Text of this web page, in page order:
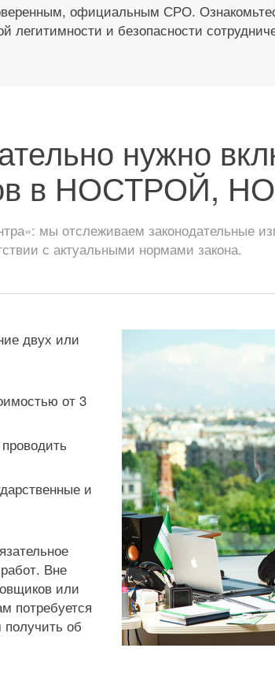
официальным СРО.
легитимности и безопасности
нужно
в НОСТРОЙ,
мы отслеживаем законодательные
с актуальными нормами закона.
двух или
от 3
и
Вне
или
потребуется
об